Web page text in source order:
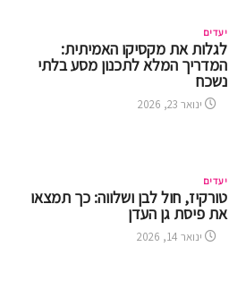
יעדים
לגלות את מקסיקו האמיתית:
המדריך המלא לתכנון מסע בלתי
נשכח
ינואר 23, 2026
יעדים
טורקיז, חול לבן ושלווה: כך תמצאו
את פיסת גן העדן
ינואר 14, 2026